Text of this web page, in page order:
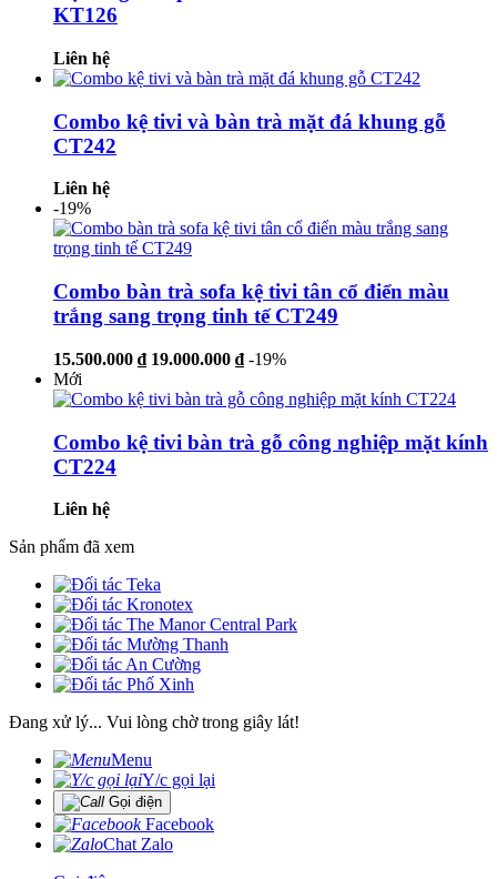
KT126
Liên hệ
Combo kệ tivi và bàn trà mặt đá khung gỗ
CT242
Liên hệ
-19%
Combo bàn trà sofa kệ tivi tân cổ điển màu
trắng sang trọng tinh tế CT249
15.500.000 ₫ 19.000.000 ₫ -19%
Mới
Combo kệ tivi bàn trà gỗ công nghiệp mặt kính
CT224
Liên hệ
Sản phẩm đã xem
Đang xử lý... Vui lòng chờ trong giây lát!
Menu
Y/c gọi lại
Gọi điện
Facebook
Chat Zalo